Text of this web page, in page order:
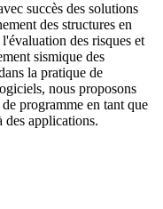
succès des solutions
des structures en
des risques et
sismique des
la pratique de
nous proposons
programme en tant que
des applications.